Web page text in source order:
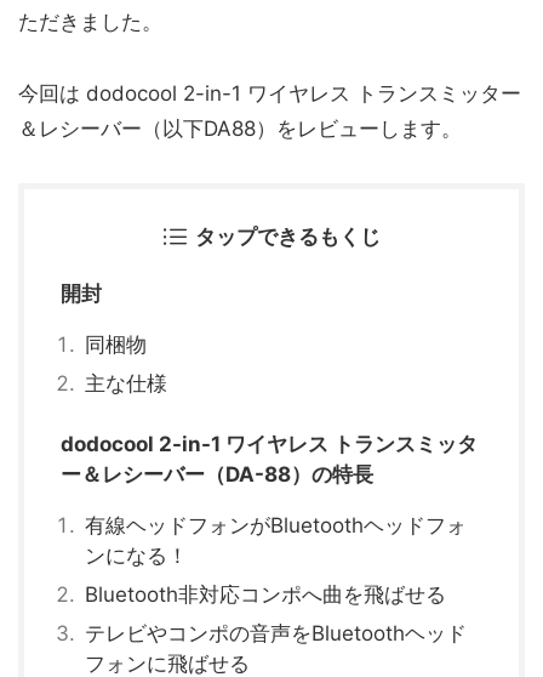
ただきました。
今回は dodocool 2-in-1 ワイヤレス トランスミッター
＆レシーバー（以下DA88）をレビューします。
タップできるもくじ
開封
同梱物
主な仕様
dodocool 2-in-1 ワイヤレス トランスミッタ
ー＆レシーバー（DA-88）の特長
有線ヘッドフォンがBluetoothヘッドフォ
ンになる！
Bluetooth非対応コンポへ曲を飛ばせる
テレビやコンポの音声をBluetoothヘッド
フォンに飛ばせる